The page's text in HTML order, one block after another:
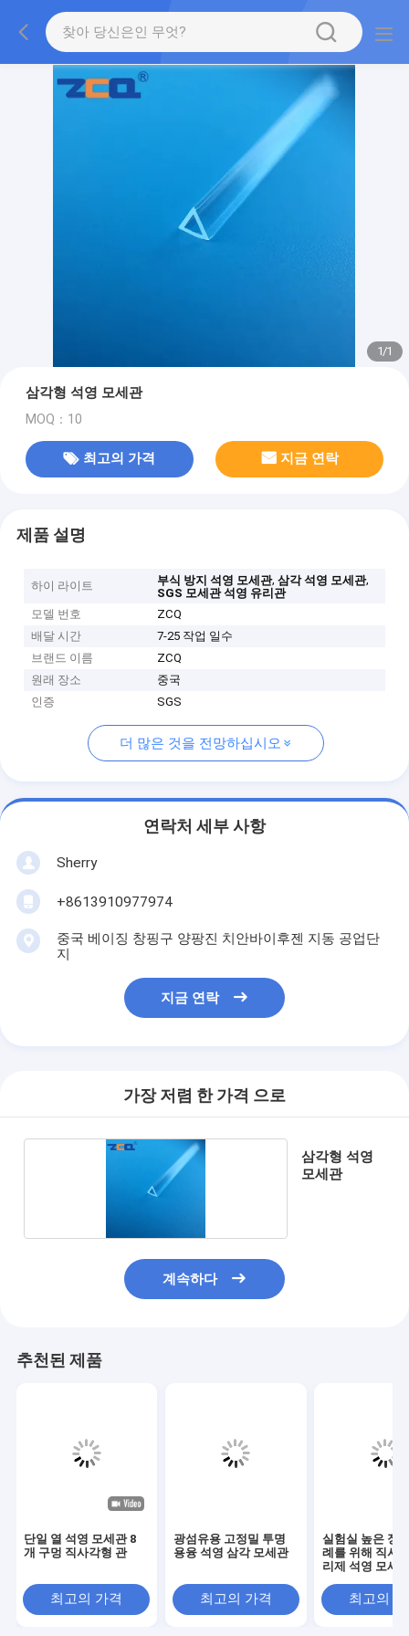
1/1
삼각형 석영 모세관
MOQ：10
최고의 가격 지금 연락
제품 설명
하이 라이트 부식 방지 석영 모세관,삼각 석영 모세관,
SGS 모세관 석영 유리관
모델 번호
ZCQ
배달 시간
7-25 작업 일수
브랜드 이름
ZCQ
원래 장소
중국
인증
SGS
더 많은 것을 전망하십시오
연락처 세부 사항
Sherry
+8613910977974
중국 베이징 창핑구 양팡진 치안바이후젠 지동 공업단
지
지금 연락
가장 저렴 한 가격 으로
삼각형 석영
모세관
계속하다
추천된 제품
단일 열 석영 모세관 8
개 구멍 직사각형 관
최고의 가격
광섬유용 고정밀 투명
용융 석영 삼각 모세관
최고의 가격
실험실 높은 정
례를 위해 직사
리제 석영 모세
최고의